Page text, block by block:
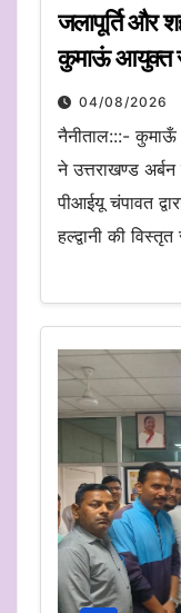
जलापूर्ति और
कुमाऊं आयुक्त
04/08/2026
नैनीताल:::-
ने उत्तराखण्ड
पीआईयू चंपावत
हल्द्वानी की